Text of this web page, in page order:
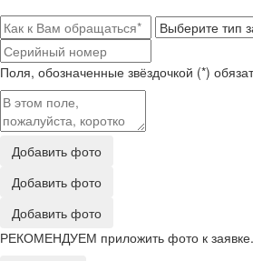
Поля, обозначенные звёздочкой (*)
Добавить фото
Добавить фото
Добавить фото
РЕКОМЕНДУЕМ приложить фото к заявке.